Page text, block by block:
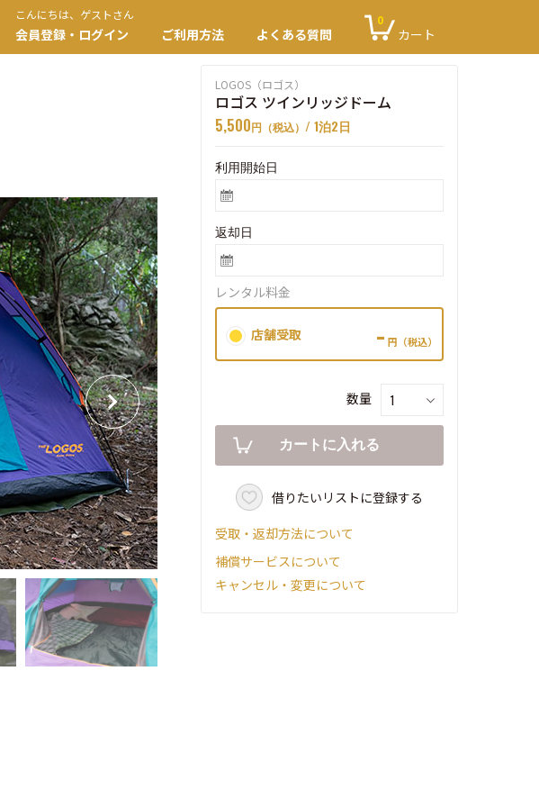
こんにちは、ゲストさん
会員登録・ログイン ご利用方法 よくある質問
0
カート
LOGOS（ロゴス）
ロゴス ツインリッジドーム
5,500円（税込） / 1泊2日
利用開始日
返却日
レンタル料金
店舗受取 - 円（税込）
数量
借りたいリストに登録する
受取・返却方法について
補償サービスについて
キャンセル・変更について